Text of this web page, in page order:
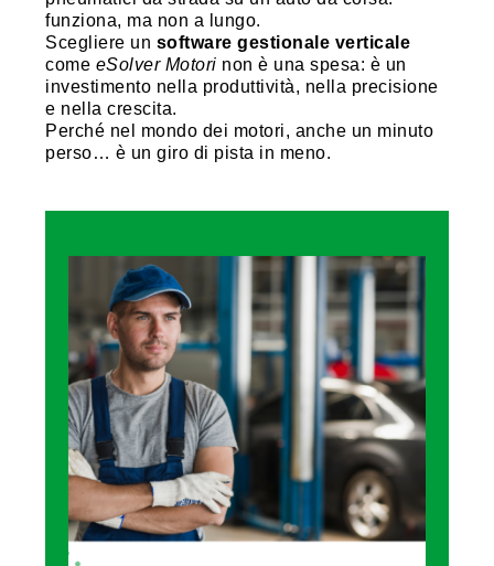
funziona, ma non a lungo.
Scegliere un software gestionale verticale
come eSolver Motori non è una spesa: è un
investimento nella produttività, nella precisione
e nella crescita.
Perché nel mondo dei motori, anche un minuto
perso… è un giro di pista in meno.